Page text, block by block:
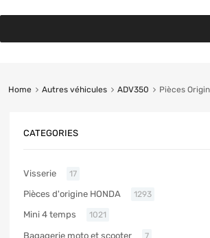
Home Autres véhicules ADV350 Pièces
CATEGORIES
Visserie 17
Pièces d'origine HONDA 1293
Mini 4 temps 1021
Bagagerie moto et scooter 7